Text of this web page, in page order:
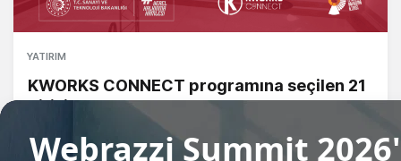
YATIRIM
KWORKS CONNECT programına seçilen 21
girişim
Tuğçe İçözü